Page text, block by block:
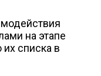
на этапе
их списка в